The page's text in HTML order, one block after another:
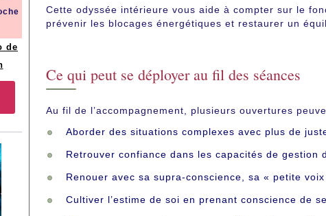
Cette odyssée intérieure vous aide à compter sur le
prévenir les blocages énergétiques et restaurer un
Ce qui peut se déployer au fil des séances
Au fil de l’accompagnement, plusieurs ouvertures
Aborder des situations complexes avec plus de
Retrouver confiance dans les capacités de gestion
Renouer avec sa supra-conscience, sa « petite voix
Cultiver l’estime de soi en prenant conscience de
de